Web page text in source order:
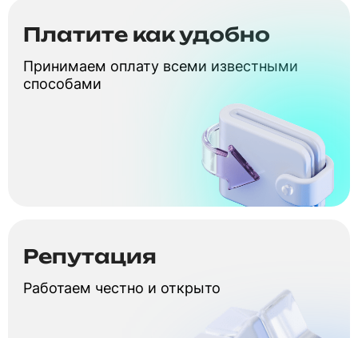
Репутация
Работаем честно и открыто
Платите как удобно
Принимаем оплату всеми известными
способами